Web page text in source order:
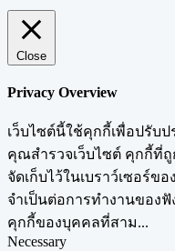
Close
Privacy Overview
เว็บไซต์นี้ใช้คุกกี้เพื่อปรั
คุณสำรวจเว็บไซต์ คุกกี้ที่
จัดเก็บไว้ในเบราว์เซอร์ข
จำเป็นต่อการทำงานของ
คุกกี้ของบุคคลที่สาม...
Necessary